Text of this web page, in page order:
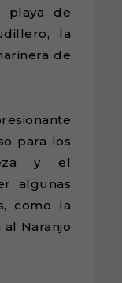
playa de
la
de
para los
y el
algunas
como la
al Naranjo